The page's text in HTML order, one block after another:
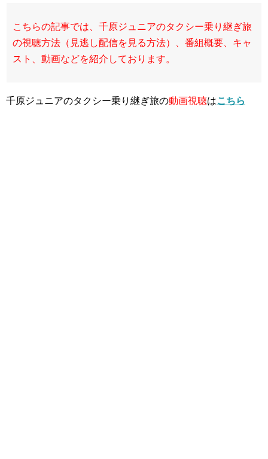
こちらの記事では、千原ジュニアのタクシー乗り継ぎ旅
の視聴方法（見逃し配信を見る方法）、番組概要、キャ
スト、動画などを紹介しております。
千原ジュニアのタクシー乗り継ぎ旅の動画視聴はこちら